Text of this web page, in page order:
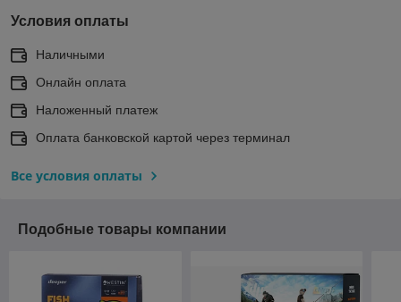
Условия оплаты
Наличными
Онлайн оплата
Наложенный платеж
Оплата банковской картой через терминал
Все условия оплаты
Подобные товары компании